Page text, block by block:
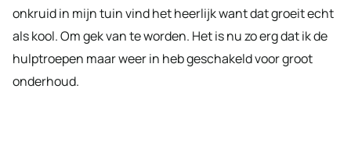
onkruid in mijn tuin vind het heerlijk want dat groeit echt
als kool. Om gek van te worden. Het is nu zo erg dat ik de
hulptroepen maar weer in heb geschakeld voor groot
onderhoud.